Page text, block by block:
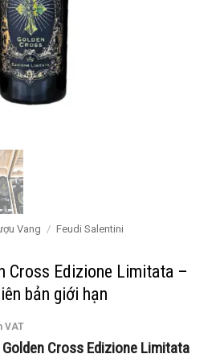
Vang / Feudi Salentini
Cross Edizione Limitata –
bản giới hạn
VAT
Cross Edizione Limitata